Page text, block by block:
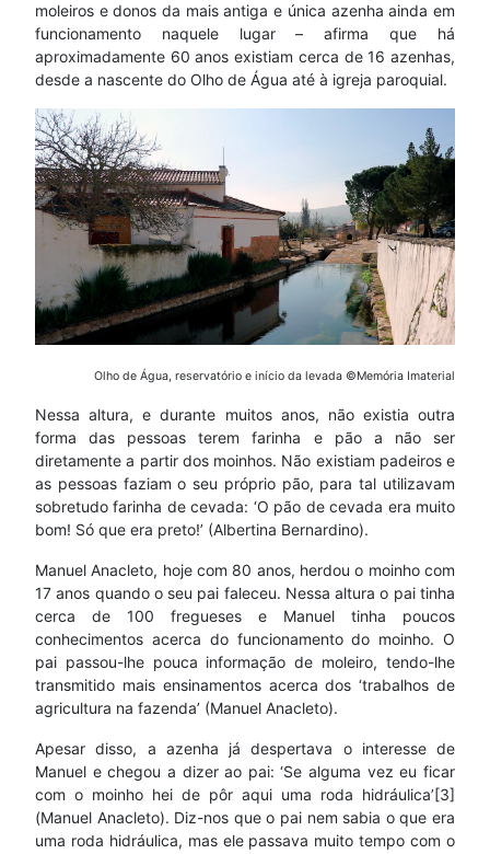
moleiros e donos da mais antiga e única azenha ainda em
funcionamento naquele lugar – afirma que há
aproximadamente 60 anos existiam cerca de 16 azenhas,
desde a nascente do Olho de Água até à igreja paroquial.
Olho de Água, reservatório e início da levada ©Memória Imaterial
Nessa altura, e durante muitos anos, não existia outra
forma das pessoas terem farinha e pão a não ser
diretamente a partir dos moinhos. Não existiam padeiros e
as pessoas faziam o seu próprio pão, para tal utilizavam
sobretudo farinha de cevada: ‘O pão de cevada era muito
bom! Só que era preto!’ (Albertina Bernardino).
Manuel Anacleto, hoje com 80 anos, herdou o moinho com
17 anos quando o seu pai faleceu. Nessa altura o pai tinha
cerca de 100 fregueses e Manuel tinha poucos
conhecimentos acerca do funcionamento do moinho. O
pai passou-lhe pouca informação de moleiro, tendo-lhe
transmitido mais ensinamentos acerca dos ‘trabalhos de
agricultura na fazenda’ (Manuel Anacleto).
Apesar disso, a azenha já despertava o interesse de
Manuel e chegou a dizer ao pai: ‘Se alguma vez eu ficar
com o moinho hei de pôr aqui uma roda hidráulica’[3]
(Manuel Anacleto). Diz-nos que o pai nem sabia o que era
uma roda hidráulica, mas ele passava muito tempo com o